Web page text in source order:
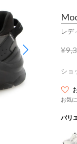
レデ
ショ
お気
バリ